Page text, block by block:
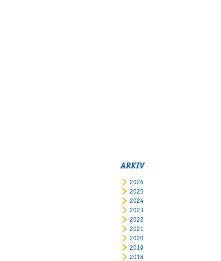
ARKIV
2026
2025
2024
2023
2022
2021
2020
2019
2018